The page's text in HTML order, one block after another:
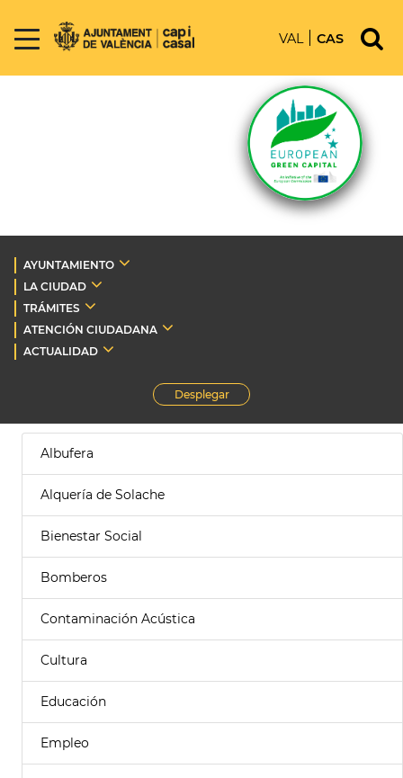
VAL CAS
AYUNTAMIENTO
LA CIUDAD
TRÁMITES
ATENCIÓN CIUDADANA
ACTUALIDAD
Desplegar
Albufera
Alquería de Solache
Bienestar Social
Bomberos
Contaminación Acústica
Cultura
Educación
Empleo